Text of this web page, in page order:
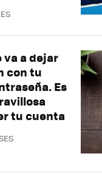
a dejar
con tu
Es
tu cuenta